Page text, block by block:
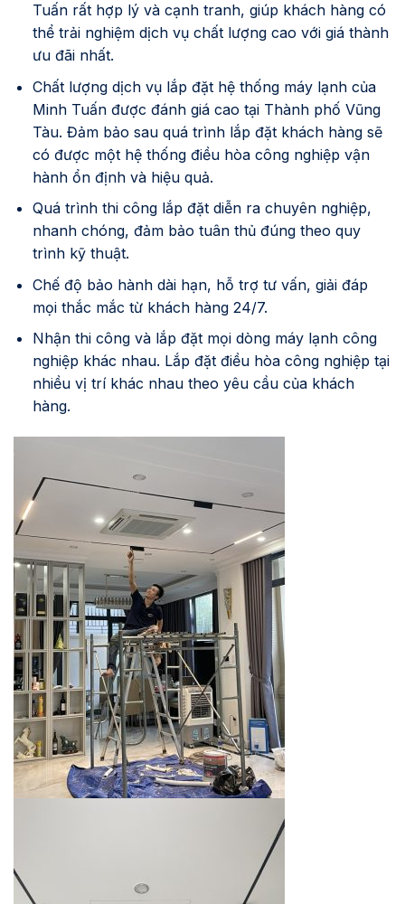
Tuấn rất hợp lý và cạnh tranh, giúp khách hàng có
thể trải nghiệm dịch vụ chất lượng cao với giá thành
ưu đãi nhất.
Chất lượng dịch vụ lắp đặt hệ thống máy lạnh của
Minh Tuấn được đánh giá cao tại Thành phố Vũng
Tàu. Đảm bảo sau quá trình lắp đặt khách hàng sẽ
có được một hệ thống điều hòa công nghiệp vận
hành ổn định và hiệu quả.
Quá trình thi công lắp đặt diễn ra chuyên nghiệp,
nhanh chóng, đảm bảo tuân thủ đúng theo quy
trình kỹ thuật.
Chế độ bảo hành dài hạn, hỗ trợ tư vấn, giải đáp
mọi thắc mắc từ khách hàng 24/7.
Nhận thi công và lắp đặt mọi dòng máy lạnh công
nghiệp khác nhau. Lắp đặt điều hòa công nghiệp tại
nhiều vị trí khác nhau theo yêu cầu của khách
hàng.